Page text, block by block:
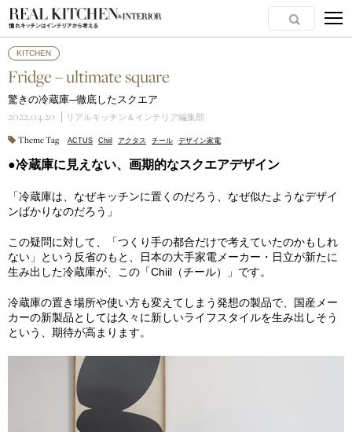
KITCHEN
Fridge – ultimate square
驚きの冷蔵庫─徹底したスクエア
2022.04.20 リアルキッチン＆インテリア編集部
Theme Tag ACTUS Chiil アクタス チール デザイン家電
●冷蔵庫に見えない、画期的なスクエアデザイン
「冷蔵庫は、なぜキッチンに置くのだろう、なぜ似たようなデザイ
ンばかりなのだろう」
この疑問に対して、「つくり手の都合だけで考えていたのかもしれ
ない」という反省のもと、日本の大手家電メーカー・日立が新たに
生み出した冷蔵庫が、この「Chiil（チール）」です。
冷蔵庫の置き場所や使い方も変えてしまう発想の製品で、国産メー
カーの新製品としては久々に新しいライフスタイルを生み出しそう
という、期待が高まります。